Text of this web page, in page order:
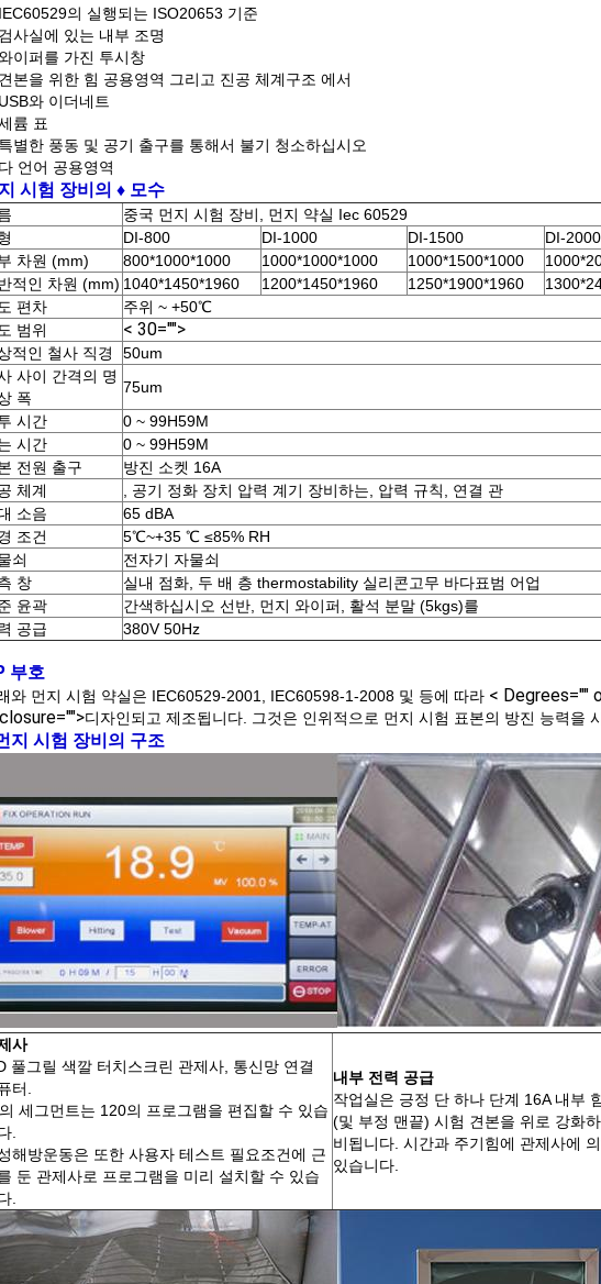
IEC60529의 실행되는 ISO20653 기준
검사실에 있는 내부 조명
이퍼를 가진 투시창
견본을 위한 힘 공용영역 그리고 진공 체계구조 에서
USB와 이더네트
륨 표
특별한 풍동 및 공기 출구를 통해서 불기 청소하십시오
다 언어 공용영역
시험 장비 의 ♦ 모수
중국 먼지 시험 장비, 먼지 약실 Iec 60529
DI-800 DI-1000 DI-1500
DI-2000
차원 (mm)
800*1000*1000 1000*1000*1000 1000*1500*1000
적인 차원 (mm) 1040*1450*1960 1200*1450*1960 1250*1900*1960
편차
주위 ~ +50℃
범위
< 30="">
적인 철사 직경
50um
사이 간격의 명
폭
75um
시간
0 ~ 99H59M
시간
0 ~ 99H59M
전원 출구
방진 소켓 16A
체계
, 공기 정화 장치 압력 계기 장비하는, 압력 규칙, 연결 관
소음
65 dBA
조건
5℃~+35 ℃ ≤85% RH
쇠
전자기 자물쇠
창
실내 점화, 두 배 층 thermostability 실리콘고무 바다표범 어업
윤곽
간색하십시오 선반, 먼지 와이퍼, 활석 분말 (5kgs)를
공급
380V 50Hz
부호
와 먼지 시험 약실은 IEC60529-2001, IEC60598-1-2008 및 등에 따라 < Degrees=""
디자인되고 제조됩니다. 그것은 인위적으로 먼지 시험 표본의 방진 능력을
지 시험 장비 의 구조
사
풀그릴 색깔 터치스크린 관제사, 통신망 연결
터.
세그먼트는 120의 프로그램을 편집할 수 있습
.
해방운동은 또한 사용자 테스트 필요조건에 근
둔 관제사로 프로그램을 미리 설치할 수 있습
.
내부 전력 공급
작업실은 긍정 단 하나 단계 16A 내부
(및 부정 맨끝) 시험 견본을 위로 강화
비됩니다. 시간과 주기힘에 관제사에
있습니다.